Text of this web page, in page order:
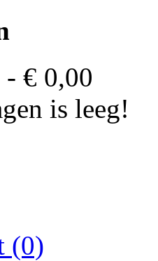
€ 0,00
is leeg!
(0)